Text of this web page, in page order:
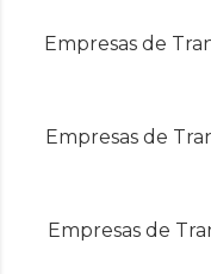
Empresas de
Empresas de
Empresas de